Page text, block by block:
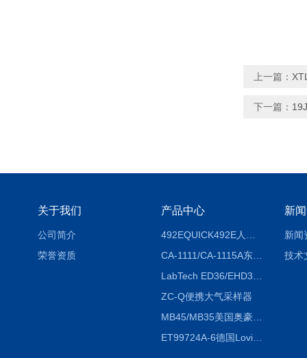
上一篇：
下一篇：
关于我们
公司简介
荣誉资质
产品中心
CA-1111/CA-1115A东京理化EYELA CA-1111/CA-1115A冷却水循环装置
ZC-Q便携大气采样器
MB45/MB35美国奥豪斯OHAUS MB45/MB35卤素红外水分测定仪
ET99724A-6德国Lovibond ET99724A-6微电脑BOD测定仪
新
新闻
技术